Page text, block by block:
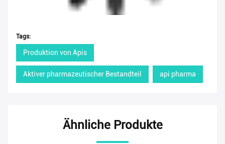
Tags:
Produktion von Apis
Aktiver pharmazeutischer Bestandteil api pharma
Ähnliche Produkte